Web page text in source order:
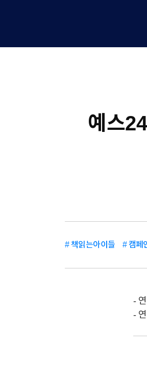
예스
# 책읽는아이들 # 캠페
-
-